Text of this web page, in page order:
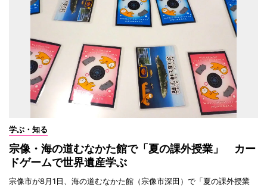
学ぶ・知る
宗像・海の道むなかた館で「夏の課外授業」 カー
ドゲームで世界遺産学ぶ
宗像市が8月1日、海の道むなかた館（宗像市深田）で「夏の課外授業